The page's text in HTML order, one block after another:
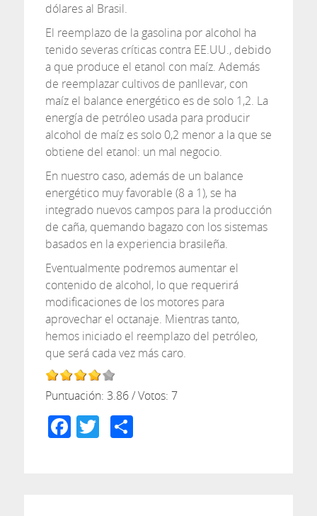
dólares al Brasil.
El reemplazo de la gasolina por alcohol ha
tenido severas críticas contra EE.UU., debido
a que produce el etanol con maíz. Además
de reemplazar cultivos de panllevar, con
maíz el balance energético es de solo 1,2. La
energía de petróleo usada para producir
alcohol de maíz es solo 0,2 menor a la que se
obtiene del etanol: un mal negocio.
En nuestro caso, además de un balance
energético muy favorable (8 a 1), se ha
integrado nuevos campos para la producción
de caña, quemando bagazo con los sistemas
basados en la experiencia brasileña.
Eventualmente podremos aumentar el
contenido de alcohol, lo que requerirá
modificaciones de los motores para
aprovechar el octanaje. Mientras tanto,
hemos iniciado el reemplazo del petróleo,
que será cada vez más caro.
Puntuación: 3.86/ Votos: 7
Facebook
TwitterCompartir